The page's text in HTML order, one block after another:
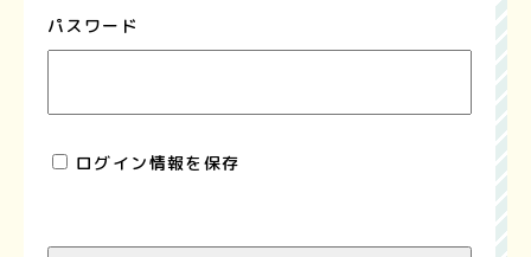
パスワード
ログイン情報を保存